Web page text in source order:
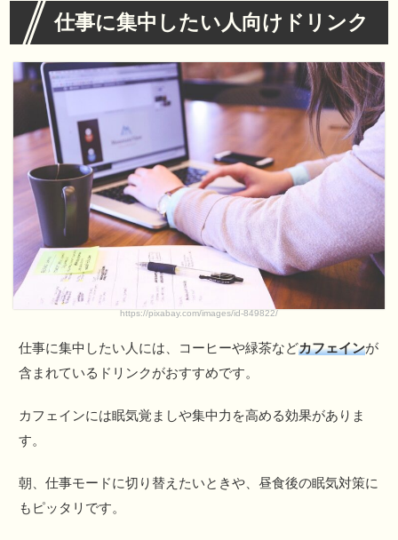
仕事に集中したい人向けドリンク
https://pixabay.com/images/id-849822/
仕事に集中したい人には、コーヒーや緑茶などカフェインが
含まれているドリンクがおすすめです。
カフェインには眠気覚ましや集中力を高める効果がありま
す。
朝、仕事モードに切り替えたいときや、昼食後の眠気対策に
もピッタリです。